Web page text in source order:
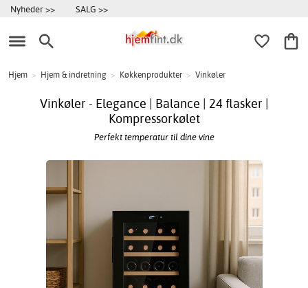
Nyheder >> SALG >>
Hjem > Hjem & indretning > Køkkenprodukter > Vinkøler
Vinkøler - Elegance | Balance | 24 flasker |
Kompressorkølet
Perfekt temperatur til dine vine